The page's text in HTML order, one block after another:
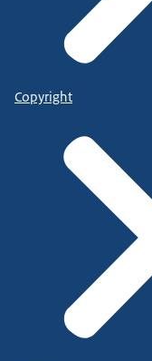
Copyright